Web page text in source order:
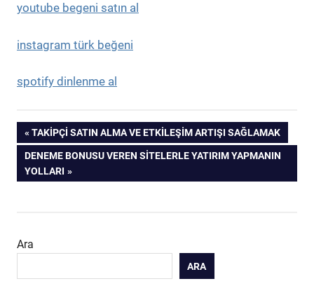
youtube begeni satın al
instagram türk beğeni
spotify dinlenme al
Yazı
gezinmesi
PREVIOUS
POST:
TAKIPÇI SATIN ALMA VE ETKILEŞIM ARTIŞI SAĞLAMAK
NEXT
POST:
DENEME BONUSU VEREN SITELERLE YATIRIM YAPMANIN
YOLLARI
Ara
ARA